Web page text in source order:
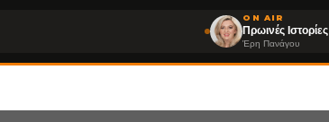
ON AIR
Πρωινές Ιστορίες
Έρη Πανάγου